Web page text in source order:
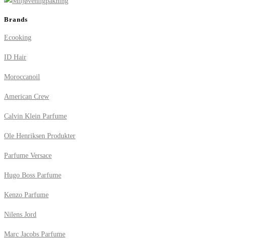
Brands
Ecooking
ID Hair
Moroccanoil
American Crew
Calvin Klein Parfume
Ole Henriksen Produkter
Parfume Versace
Hugo Boss Parfume
Kenzo Parfume
Nilens Jord
Marc Jacobs Parfume